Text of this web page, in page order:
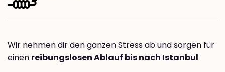
Wir nehmen dir den ganzen Stress ab und sorgen für
einen reibungslosen Ablauf bis nach Istanbul